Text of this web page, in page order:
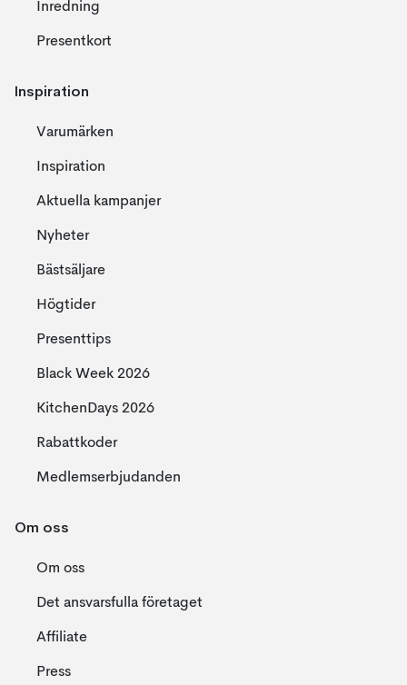
Inredning
Presentkort
Inspiration
Varumärken
Inspiration
Aktuella kampanjer
Nyheter
Bästsäljare
Högtider
Presenttips
Black Week 2026
KitchenDays 2026
Rabattkoder
Medlemserbjudanden
Om oss
Om oss
Det ansvarsfulla företaget
Affiliate
Press